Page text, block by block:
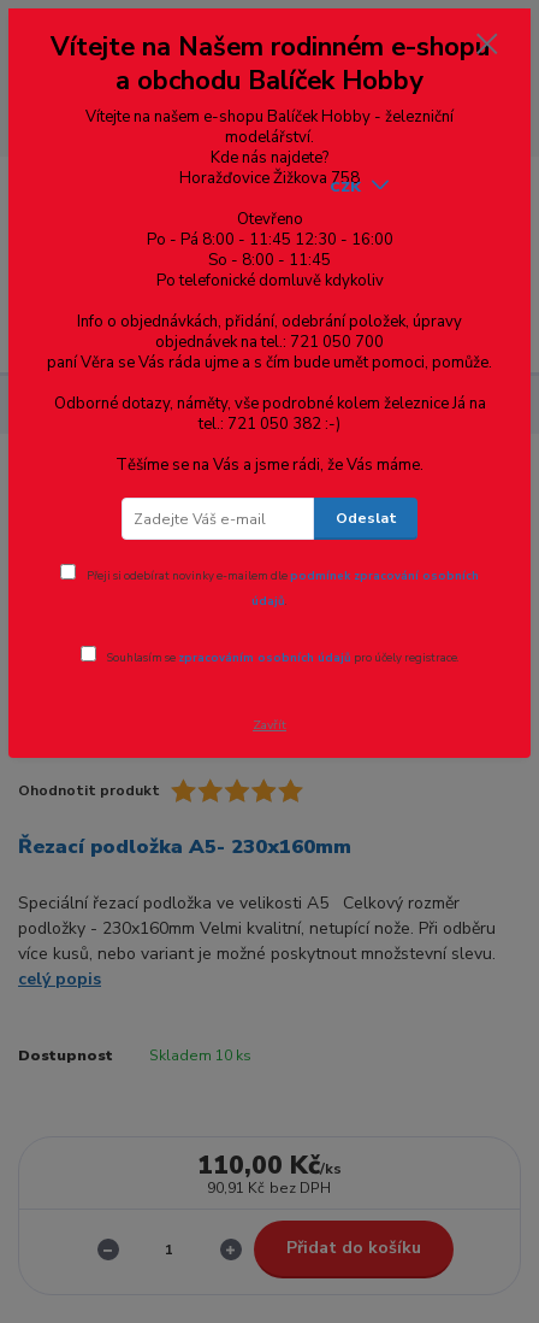
--- pro zákazníky ze Slovenska a jiných zemí, pokud chcete platit v eurech
přepněte si e-shop na euro 💶 pro přepočet měny - pravý horní roh ---
dobírky – pokud si z nějakého důvodu zásilku nevyzvednete, bude po
domluvě zaslána znovu s opětovnou platbou za poštovné, v opačném
případě bude zrušena a účet přidán na blacklist a rušeny následující
objednávky.
Menu
CZK
Materiál pro modelaření Řezací podložka A5- 230x160mm
Ohodnotit produkt
Řezací podložka A5- 230x160mm
Speciální řezací podložka ve velikosti A5 Celkový rozměr
podložky - 230x160mm Velmi kvalitní, netupící nože. Při odběru
více kusů, nebo variant je možné poskytnout množstevní slevu.
celý popis
Dostupnost Skladem 10 ks
110,00 Kč/ks
90,91 Kč bez DPH
Přidat do košíku
Vítejte na Našem rodinném e-shopu
a obchodu Balíček Hobby
Vítejte na našem e-shopu Balíček Hobby - železniční
modelářství.
Kde nás najdete?
Horažďovice Žižkova 758
Otevřeno
Po - Pá 8:00 - 11:45 12:30 - 16:00
So - 8:00 - 11:45
Po telefonické domluvě kdykoliv
Info o objednávkách, přidání, odebrání položek, úpravy
objednávek na tel.: 721 050 700
paní Věra se Vás ráda ujme a s čím bude umět pomoci, pomůže.
Odborné dotazy, náměty, vše podrobné kolem železnice Já na
tel.: 721 050 382 :-)
Těšíme se na Vás a jsme rádi, že Vás máme.
Odeslat
Přeji si odebírat novinky e-mailem dlepodmínek zpracování osobních
údajů.
Souhlasím se zpracováním osobních údajů pro účely registrace.
Zavřít